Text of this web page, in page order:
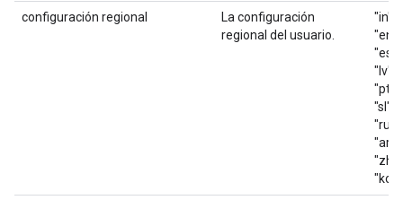
configuración regional
La configuración
regional del usuario.
"in",
"lv",
"sl",
"ru",
"ar",
"ko"